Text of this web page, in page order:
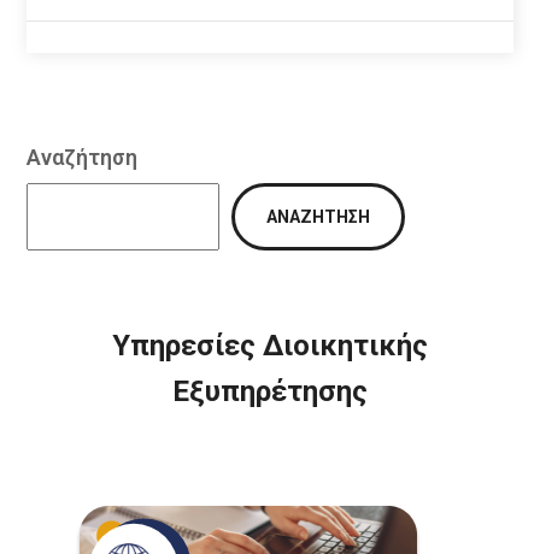
Αναζήτηση
ΑΝΑΖΉΤΗΣΗ
Υπηρεσίες Διοικητικής
Εξυπηρέτησης